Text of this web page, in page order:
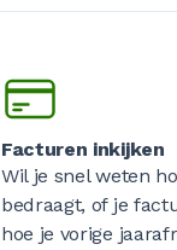
Facturen inkijken
Wil je snel weten
bedraagt, of je
hoe je vorige